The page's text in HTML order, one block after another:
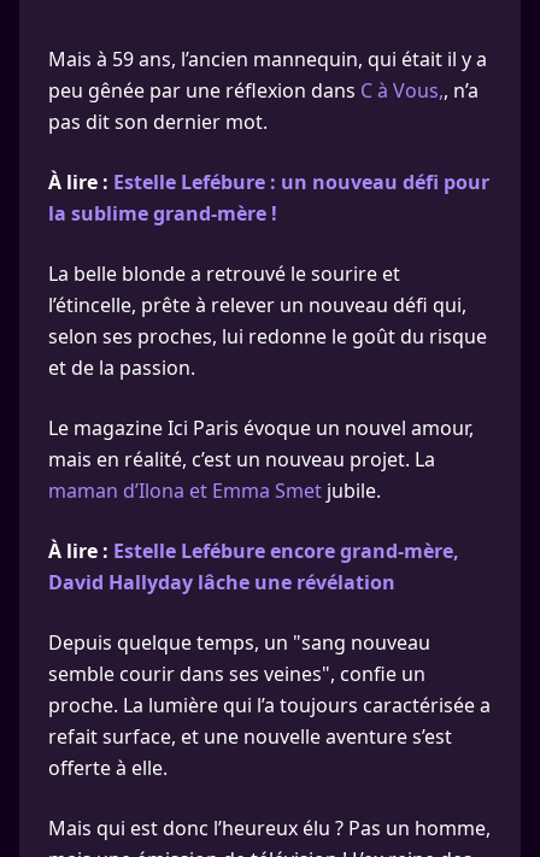
Mais à 59 ans, l’ancien mannequin, qui était il y a
peu gênée par une réflexion dans C à Vous,, n’a
pas dit son dernier mot.
À lire : Estelle Lefébure : un nouveau défi pour
la sublime grand-mère !
La belle blonde a retrouvé le sourire et
l’étincelle, prête à relever un nouveau défi qui,
selon ses proches, lui redonne le goût du risque
et de la passion.
Le magazine Ici Paris évoque un nouvel amour,
mais en réalité, c’est un nouveau projet. La
maman d’Ilona et Emma Smet jubile.
À lire : Estelle Lefébure encore grand-mère,
David Hallyday lâche une révélation
Depuis quelque temps, un "sang nouveau
semble courir dans ses veines", confie un
proche. La lumière qui l’a toujours caractérisée a
refait surface, et une nouvelle aventure s’est
offerte à elle.
Mais qui est donc l’heureux élu ? Pas un homme,